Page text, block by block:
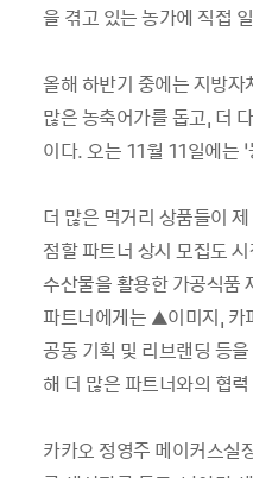
을 겪고 있는 농가에 직접
올해 하반기 중에는 지방
많은 농축어가를 돕고, 더
이다. 오는 11월 11일에는
더 많은 먹거리 상품들이
점할 파트너 상시 모집도
수산물을 활용한 가공식품
파트너에게는 ▲이미지, 카
공동 기획 및 리브랜딩 등
해 더 많은 파트너와의 협
카카오 정영주 메이커스실